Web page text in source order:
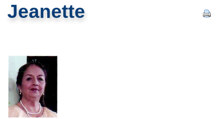
Jeanette